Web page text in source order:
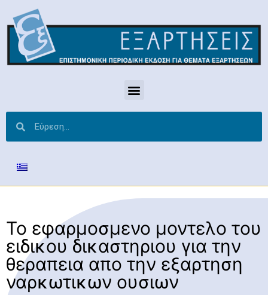
Το εφαρμοσμενο μοντελο του
ειδικου δικαστηριου για την
θεραπεια απο την εξαρτηση
ναρκωτικων ουσιων